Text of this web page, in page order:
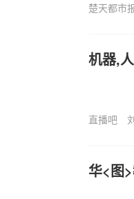
楚天都市
机器,
直播吧
华<图